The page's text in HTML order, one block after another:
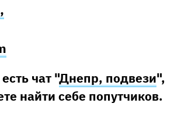
чат "Днепр, подвези",
найти себе попутчиков.